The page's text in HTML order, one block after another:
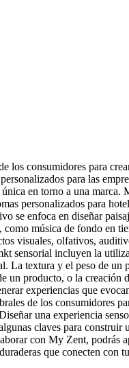
los consumidores para
para las
en torno a una
personalizados para
se enfoca en diseñar
música de fondo
visuales, olfativos,
sensorial incluyen la
La textura y el peso de
producto, o la
experiencias que
de los consumidores
una experiencia
claves para
con My Zent,
que conecten con